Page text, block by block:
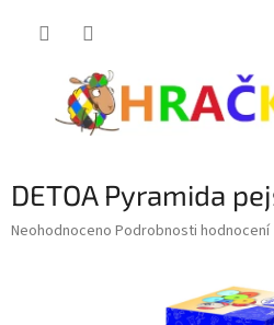
DETOA Pyramida
Průměrné
Neohodnoceno Podrobnosti hodnocení